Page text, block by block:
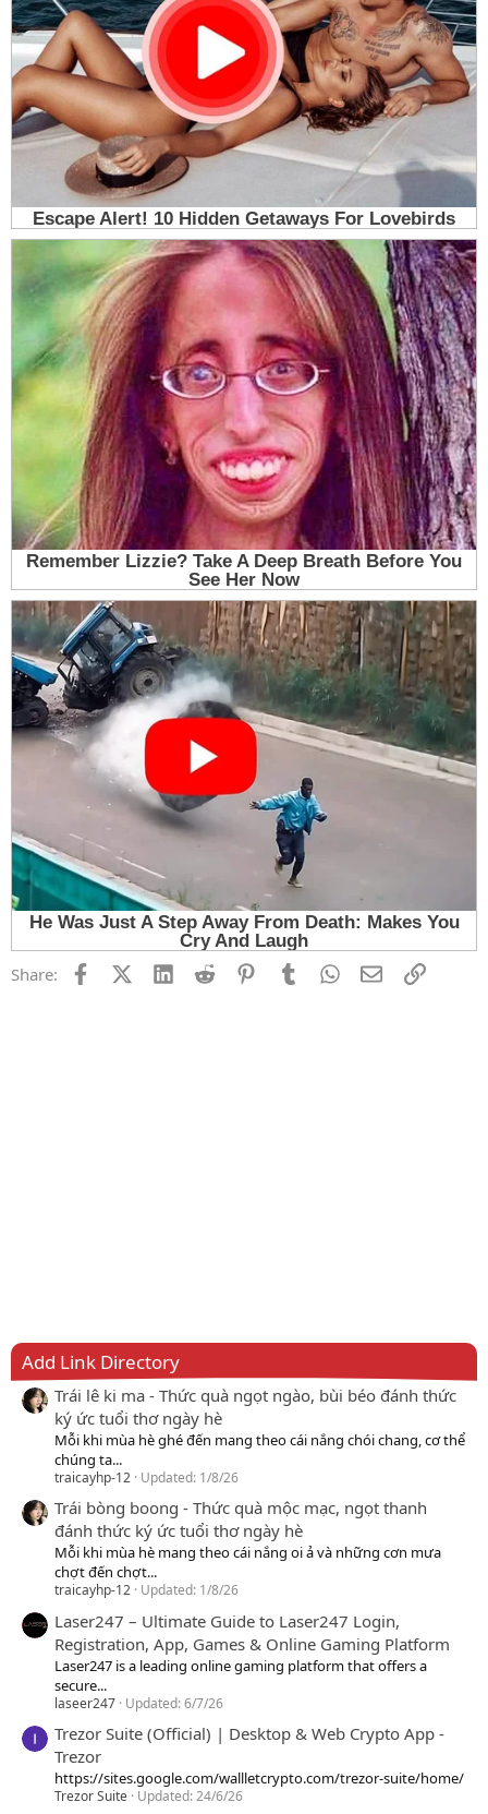
Share: FacebookX (Twitter)
LinkedInReddit PinterestTumblrWhatsApp
EmailLink
Add Link Directory
Trái lê ki ma - Thức quà ngọt ngào, bùi béo đánh thức
ký ức tuổi thơ ngày hè
Mỗi khi mùa hè ghé đến mang theo cái nắng chói chang, cơ thể
chúng ta...
traicayhp-12 Updated: 1/8/26
Trái bòng boong - Thức quà mộc mạc, ngọt thanh
đánh thức ký ức tuổi thơ ngày hè
Mỗi khi mùa hè mang theo cái nắng oi ả và những cơn mưa
chợt đến chợt...
traicayhp-12 Updated: 1/8/26
Laser247 – Ultimate Guide to Laser247 Login,
Registration, App, Games & Online Gaming Platform
Laser247 is a leading online gaming platform that offers a
secure...
laseer247 Updated:6/7/26
Trezor Suite (Official) | Desktop & Web Crypto App -
Trezor
https://sites.google.com/wallletcrypto.com/trezor-suite/home/
Trezor Suite Updated:24/6/26